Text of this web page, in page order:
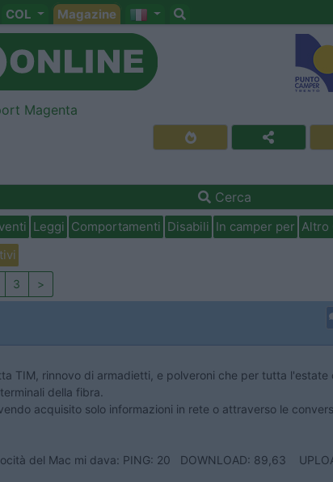
COL Magazine
Cerca
Leggi Comportamenti Disabili In camper per Altro
3 >
TIM, rinnovo di armadietti, e polveroni che per tutta l'estate
della fibra.
acquisito solo informazioni in rete o attraverso le
del Mac mi dava: PING: 20 DOWNLOAD: 89,63